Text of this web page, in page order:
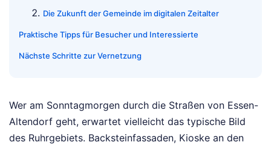
Die Zukunft der Gemeinde im digitalen Zeitalter
Praktische Tipps für Besucher und Interessierte
Nächste Schritte zur Vernetzung
Wer am Sonntagmorgen durch die Straßen von Essen-
Altendorf geht, erwartet vielleicht das typische Bild
des Ruhrgebiets. Backsteinfassaden, Kioske an den